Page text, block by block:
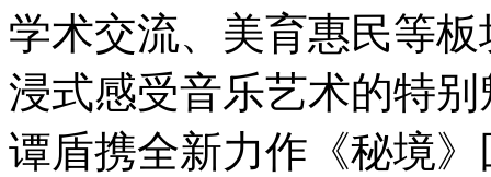
学术交流、美育惠民等
浸式感受音乐艺术的特
谭盾携全新力作《秘境